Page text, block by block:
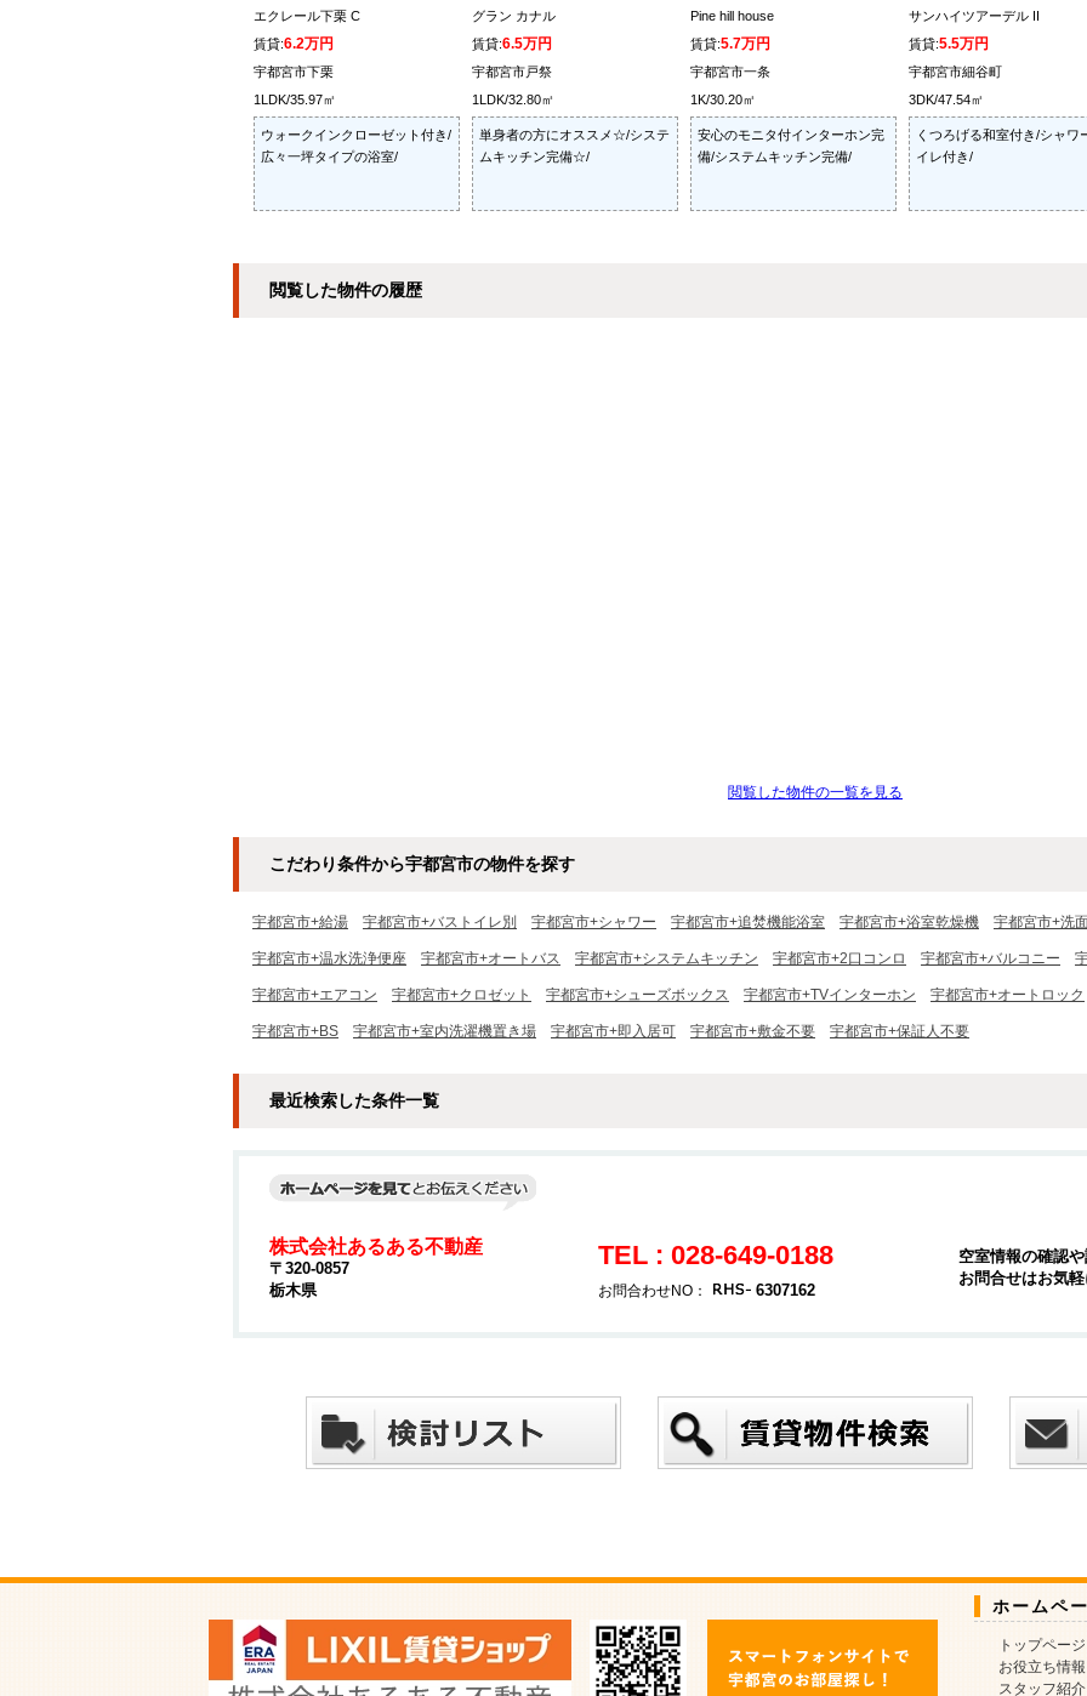
エクレール下栗 C
賃貸:6.2万円
宇都宮市下栗
1LDK/35.97㎡
ウォークインクローゼット付き/
広々一坪タイプの浴室/
グラン カナル
賃貸:6.5万円
宇都宮市戸祭
1LDK/32.80㎡
単身者の方にオススメ☆/システ
ムキッチン完備☆/
Pine hill house
賃貸:5.7万円
宇都宮市一条
1K/30.20㎡
安心のモニタ付インターホン完
備/システムキッチン完備/
サンハイツアーデル II
賃貸:5.5万円
宇都宮市細谷町
3DK/47.54㎡
くつろげる和室付き/シャワ
イレ付き/
閲覧した物件の履歴
閲覧した物件の一覧を見る
こだわり条件から宇都宮市の物件を探す
宇都宮市+給湯 宇都宮市+バストイレ別 宇都宮市+シャワー 宇都宮市+追焚機能浴室 宇都宮市+浴室乾燥機 宇都宮市+洗
宇都宮市+温水洗浄便座 宇都宮市+オートバス 宇都宮市+システムキッチン 宇都宮市+2口コンロ 宇都宮市+バルコニー
宇都宮市+エアコン 宇都宮市+クロゼット 宇都宮市+シューズボックス 宇都宮市+TVインターホン 宇都宮市+オートロック
宇都宮市+BS 宇都宮市+室内洗濯機置き場 宇都宮市+即入居可 宇都宮市+敷金不要 宇都宮市+保証人不要
最近検索した条件一覧
株式会社あるある不動産
〒320-0857
栃木県
TEL : 028-649-0188
お問合わせNO： 6307162
空室情報の確認
お問合せはお気
ホームペ
トップページ
お役立ち情報
スタッフ紹介